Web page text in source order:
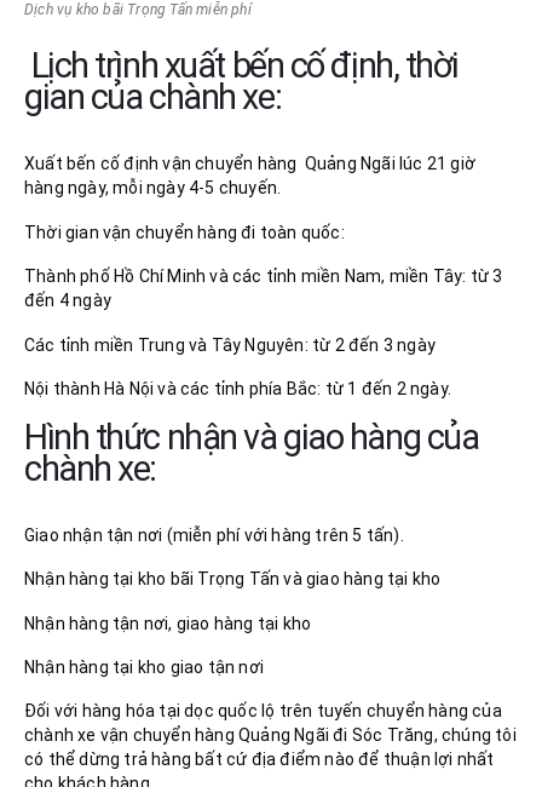
Dịch vụ kho bãi Trọng Tấn miễn phí
Lịch trình xuất bến cố định, thời
gian của chành xe:
Xuất bến cố định vận chuyển hàng Quảng Ngãi lúc 21 giờ
hàng ngày, mỗi ngày 4-5 chuyến.
Thời gian vận chuyển hàng đi toàn quốc:
Thành phố Hồ Chí Minh và các tỉnh miền Nam, miền Tây: từ 3
đến 4 ngày
Các tỉnh miền Trung và Tây Nguyên: từ 2 đến 3 ngày
Nội thành Hà Nội và các tỉnh phía Bắc: từ 1 đến 2 ngày.
Hình thức nhận và giao hàng của
chành xe:
Giao nhận tận nơi (miễn phí với hàng trên 5 tấn).
Nhận hàng tại kho bãi Trọng Tấn và giao hàng tại kho
Nhận hàng tận nơi, giao hàng tại kho
Nhận hàng tại kho giao tận nơi
Đối với hàng hóa tại dọc quốc lộ trên tuyến chuyển hàng của
chành xe vận chuyển hàng Quảng Ngãi đi Sóc Trăng, chúng tôi
có thể dừng trả hàng bất cứ địa điểm nào để thuận lợi nhất